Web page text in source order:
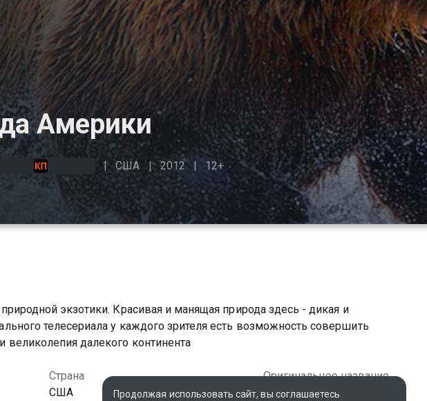
Америки
США 2012 12+
экзотики. Красивая и манящая природа здесь - дикая и
телесериала у каждого зрителя есть возможность совершить
великолепия далекого континента
Страна
США
Оригинальное название
Untamed America
Продолжая использовать сайт, вы соглашаетесь